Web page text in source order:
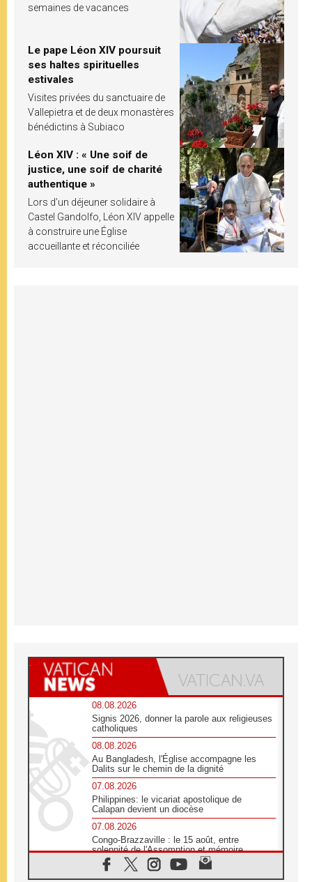
semaines de vacances
Le pape Léon XIV poursuit
ses haltes spirituelles
estivales
Visites privées du sanctuaire de
Vallepietra et de deux monastères
bénédictins à Subiaco
Léon XIV : « Une soif de
justice, une soif de charité
authentique »
Lors d’un déjeuner solidaire à
Castel Gandolfo, Léon XIV appelle
à construire une Église
accueillante et réconciliée
08.08.2026
Signis 2026, donner la parole aux religieuses
catholiques
08.08.2026
Au Bangladesh, l'Église accompagne les
Dalits sur le chemin de la dignité
07.08.2026
Philippines: le vicariat apostolique de
Calapan devient un diocèse
07.08.2026
Congo-Brazzaville : le 15 août, entre
solennité de l'Assomption et mémoire
nationale
07.08.2026